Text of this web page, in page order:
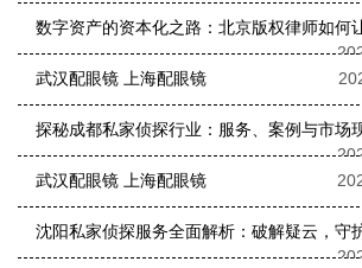
数字资产的资本化之路：北京版权律师如何
武汉配眼镜 上海配眼镜
探秘成都私家侦探行业：服务、案例与市场
武汉配眼镜 上海配眼镜
沈阳私家侦探服务全面解析：破解疑云，守